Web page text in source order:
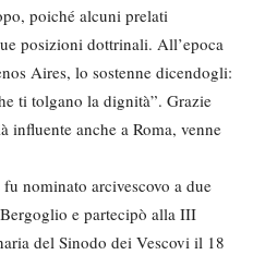
poiché alcuni prelati
posizioni dottrinali. All’epoca
Aires, lo sostenne dicendogli:
ti tolgano la dignità”. Grazie
influente anche a Roma, venne
nominato arcivescovo a due
e partecipò alla III
del Sinodo dei Vescovi il 18